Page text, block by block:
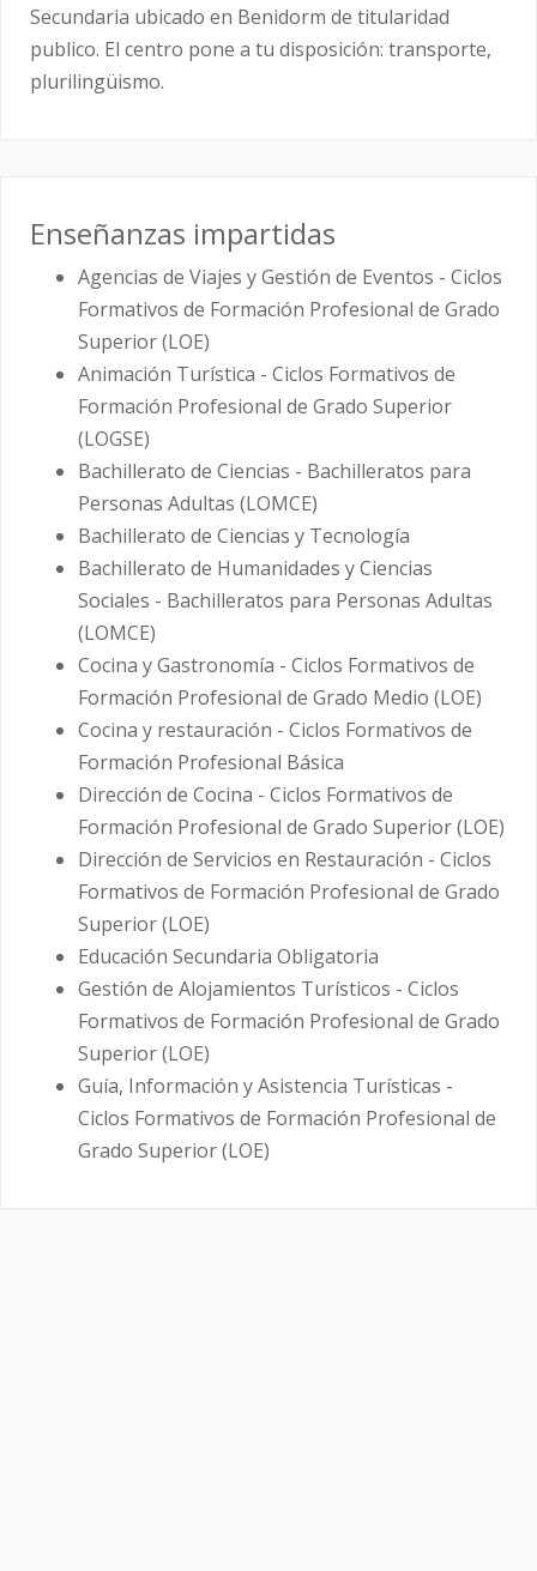
Secundaria ubicado en Benidorm de titularidad
publico. El centro pone a tu disposición: transporte,
plurilingüismo.
Enseñanzas impartidas
Agencias de Viajes y Gestión de Eventos - Ciclos
Formativos de Formación Profesional de Grado
Superior (LOE)
Animación Turística - Ciclos Formativos de
Formación Profesional de Grado Superior
(LOGSE)
Bachillerato de Ciencias - Bachilleratos para
Personas Adultas (LOMCE)
Bachillerato de Ciencias y Tecnología
Bachillerato de Humanidades y Ciencias
Sociales - Bachilleratos para Personas Adultas
(LOMCE)
Cocina y Gastronomía - Ciclos Formativos de
Formación Profesional de Grado Medio (LOE)
Cocina y restauración - Ciclos Formativos de
Formación Profesional Básica
Dirección de Cocina - Ciclos Formativos de
Formación Profesional de Grado Superior (LOE)
Dirección de Servicios en Restauración - Ciclos
Formativos de Formación Profesional de Grado
Superior (LOE)
Educación Secundaria Obligatoria
Gestión de Alojamientos Turísticos - Ciclos
Formativos de Formación Profesional de Grado
Superior (LOE)
Guía, Información y Asistencia Turísticas -
Ciclos Formativos de Formación Profesional de
Grado Superior (LOE)